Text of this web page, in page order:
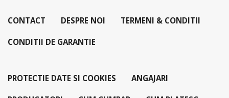
CONTACT DESPRE NOI TERMENI & CONDITII
CONDITII DE GARANTIE
PROTECTIE DATE SI COOKIES ANGAJARI